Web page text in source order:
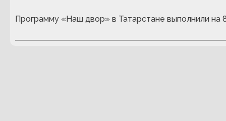
Программу «Наш двор» в Татарстане выполнили на